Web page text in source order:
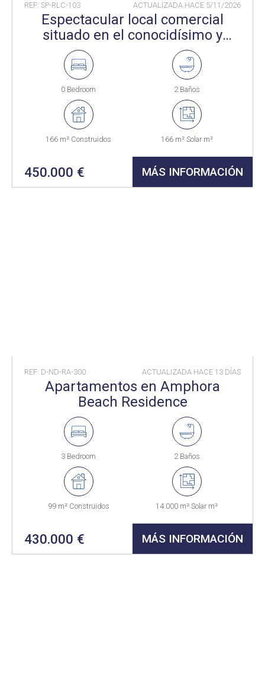
REF: SP-RLC-103 ACTUALIZADA HACE 5/11/2026
Espectacular local comercial
situado en el conocidísimo y
popular Puerto Deportivo de
0 Bedroom 2 Baños
166 m² Construidos 166 m² Solar m²
450.000 € MÁS INFORMACIÓN
REF: D-ND-RA-300 ACTUALIZADA HACE 13 DÍAS
Apartamentos en Amphora
Beach Residence
3 Bedroom 2 Baños
99 m² Construidos 14.000 m² Solar m²
430.000 € MÁS INFORMACIÓN